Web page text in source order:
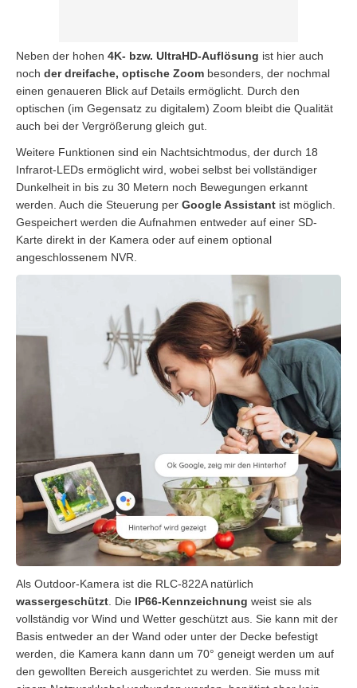
Neben der hohen 4K- bzw. UltraHD-Auflösung ist hier auch
noch der dreifache, optische Zoom besonders, der nochmal
einen genaueren Blick auf Details ermöglicht. Durch den
optischen (im Gegensatz zu digitalem) Zoom bleibt die Qualität
auch bei der Vergrößerung gleich gut.
Weitere Funktionen sind ein Nachtsichtmodus, der durch 18
Infrarot-LEDs ermöglicht wird, wobei selbst bei vollständiger
Dunkelheit in bis zu 30 Metern noch Bewegungen erkannt
werden. Auch die Steuerung per Google Assistant ist möglich.
Gespeichert werden die Aufnahmen entweder auf einer SD-
Karte direkt in der Kamera oder auf einem optional
angeschlossenem NVR.
Als Outdoor-Kamera ist die RLC-822A natürlich
wassergeschützt . Die IP66-Kennzeichnung weist sie als
vollständig vor Wind und Wetter geschützt aus. Sie kann mit der
Basis entweder an der Wand oder unter der Decke befestigt
werden, die Kamera kann dann um 70° geneigt werden um auf
den gewollten Bereich ausgerichtet zu werden. Sie muss mit